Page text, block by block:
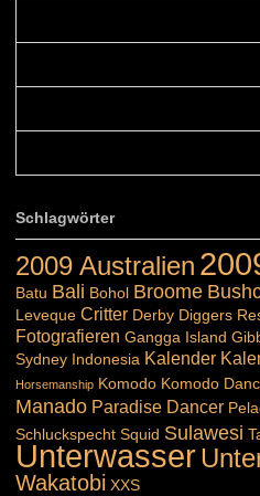
Schlagwörter
2009 Australien
Batu Bali Bohol Broome
Leveque Critter Derby Diggers
Fotografieren Gangga Island
Sydney Indonesia Kalender
Horsemanship Komodo Komodo
Manado Paradise Dancer
Schluckspecht Squid Sulawesi
Unterwasser
Wakatobi XXS